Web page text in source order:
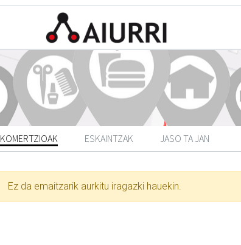
KOMERTZIOAK ESKAINTZAK JASO TA JAN
Ez da emaitzarik aurkitu iragazki hauekin.